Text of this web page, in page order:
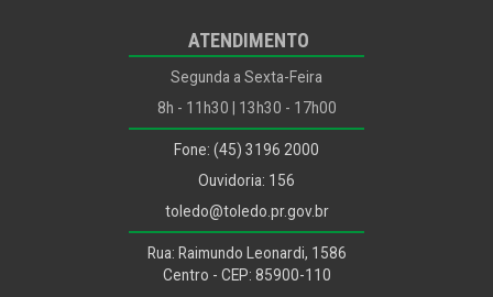
Políticas para Infância, Juventude, Mulher, Família e
Desenvolvimento Humano
Procuradoria Jurídica
Segurança Alimentar
Segurança e Mobilidade Urbana
ATENDIMENTO
Segunda a Sexta-Feira
8h - 11h30 | 13h30 - 17h00
Fone: (45) 3196 2000
Ouvidoria: 156
toledo@toledo.pr.gov.br
Rua: Raimundo Leonardi, 1586
Centro - CEP: 85900-110